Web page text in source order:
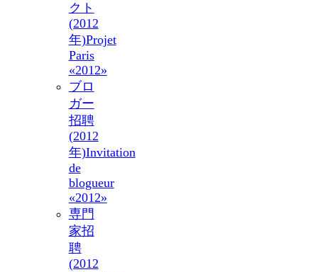
クト
(2012
年)Projet
Paris
«2012»
ブロ
ガー
招聘
(2012
年)Invitation
de
blogueur
«2012»
専門
家招
聘
(2012